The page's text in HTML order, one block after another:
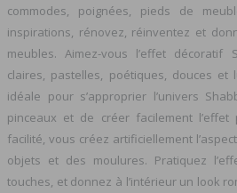
commodes, poignées, pieds de
inspirations, rénovez, réinventez et
meubles. Aimez-vous l’effet décoratif
claires, pastelles, poétiques, douces et
idéale pour s’approprier l’univers
pinceaux et de créer facilement
facilité, vous créez artificiellement
objets et des moulures. Pratiquez
touches, et donnez à l’intérieur un look